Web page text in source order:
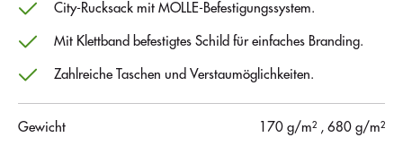
City-Rucksack mit MOLLE-Befestigungssystem.
Mit Klettband befestigtes Schild für einfaches Branding.
Zahlreiche Taschen und Verstaumöglichkeiten.
Gewicht 170 g/m² , 680 g/m²